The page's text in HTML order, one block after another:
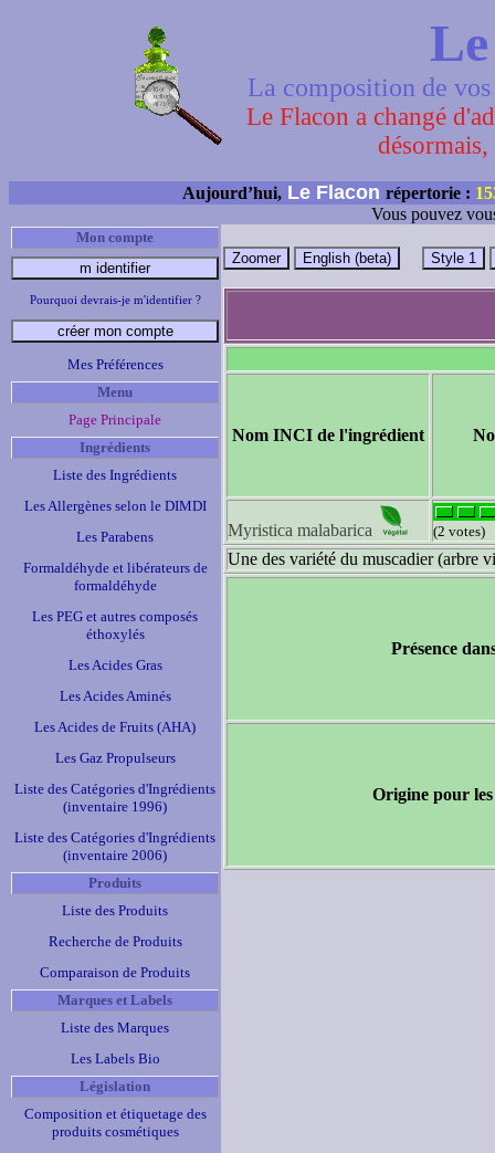
La composition de
Le Flacon a changé
Aujourd’hui, Le Flacon répertorie :
Vous pouvez
Mon compte
Pourquoi devrais-je m'identifier ?
Mes Préférences
Menu
Page Principale
Ingrédients
Liste des Ingrédients
Les Allergènes selon le DIMDI
Les Parabens
Formaldéhyde et libérateurs de
formaldéhyde
Les PEG et autres composés
éthoxylés
Les Acides Gras
Les Acides Aminés
Les Acides de Fruits (AHA)
Les Gaz Propulseurs
Liste des Catégories d'Ingrédients
(inventaire 1996)
Liste des Catégories d'Ingrédients
(inventaire 2006)
Produits
Liste des Produits
Recherche de Produits
Comparaison de Produits
Marques et Labels
Liste des Marques
Les Labels Bio
Législation
Composition et étiquetage des
produits cosmétiques
Nom INCI de l'ingrédient
Myristica malabarica (2 votes)
Une des variété du muscadier (arbre
Présence
Origine pour les